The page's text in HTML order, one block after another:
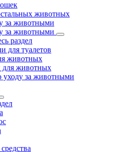
животных
за животными
за животными
раздел
для туалетов
животных
для животных
уходу за животными